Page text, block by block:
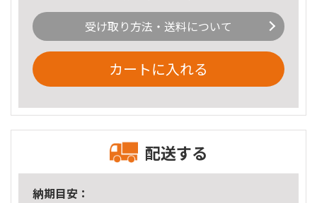
受け取り方法・送料について
カートに入れる
配送する
納期目安：